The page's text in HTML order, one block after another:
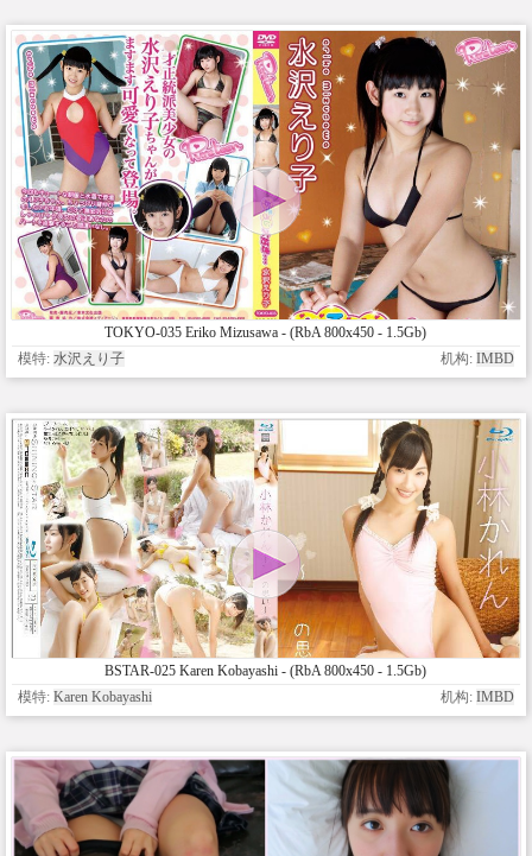
TOKYO-035 Eriko Mizusawa - (RbA 800x450 - 1.5Gb)
模特: 水沢えり子 机构: IMBD
BSTAR-025 Karen Kobayashi - (RbA 800x450 - 1.5Gb)
模特: Karen Kobayashi 机构: IMBD